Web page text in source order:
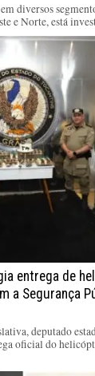
diversos
e Norte, está
entrega de
a Segurança
deputado
oficial do